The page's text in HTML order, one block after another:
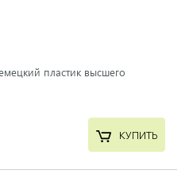
пластик высшего
КУПИТЬ